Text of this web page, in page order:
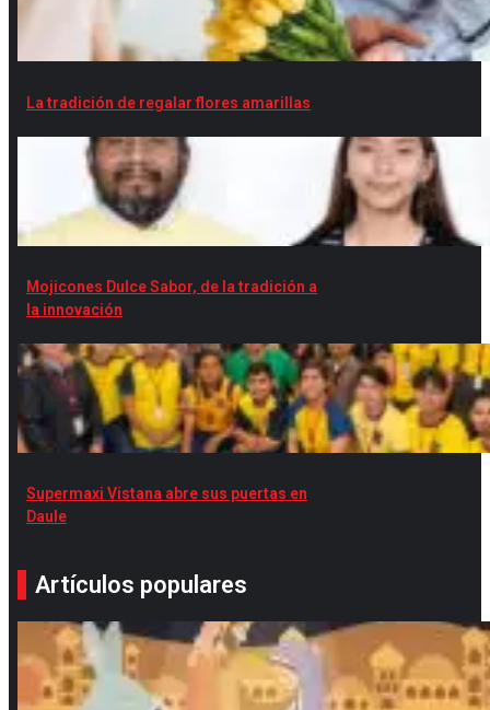
La tradición de regalar flores amarillas
Mojicones Dulce Sabor, de la tradición a
la innovación
Supermaxi Vistana abre sus puertas en
Daule
Artículos populares